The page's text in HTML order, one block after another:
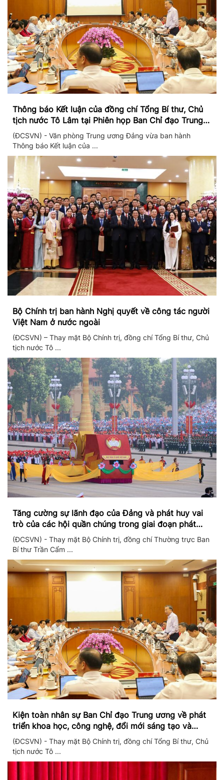
Thông báo Kết luận của đồng chí Tổng Bí thư, Chủ
tịch nước Tô Lâm tại Phiên họp Ban Chỉ đạo Trung
ương thực hiện Nghị quyết 57
(ĐCSVN) - Văn phòng Trung ương Đảng vừa ban hành
Thông báo Kết luận của ...
Bộ Chính trị ban hành Nghị quyết về công tác người
Việt Nam ở nước ngoài
(ĐCSVN) – Thay mặt Bộ Chính trị, đồng chí Tổng Bí thư, Chủ
tịch nước Tô ...
Tăng cường sự lãnh đạo của Đảng và phát huy vai
trò của các hội quần chúng trong giai đoạn phát
triển mới
(ĐCSVN) - Thay mặt Bộ Chính trị, đồng chí Thường trực Ban
Bí thư Trần Cẩm ...
Kiện toàn nhân sự Ban Chỉ đạo Trung ương về phát
triển khoa học, công nghệ, đổi mới sáng tạo và
chuyển đổi số
(ĐCSVN) - Thay mặt Bộ Chính trị, đồng chí Tổng Bí thư, Chủ
tịch nước Tô ...